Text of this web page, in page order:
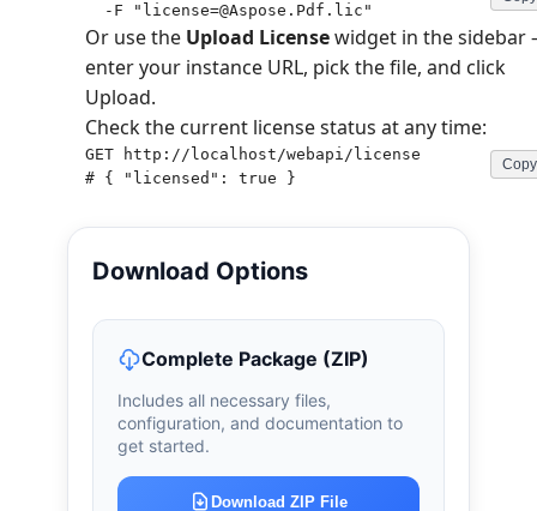
  -F "license=@Aspose.Pdf.lic"
Or use the Upload Licensewidget in the sidebar
enter your instance URL, pick the file, and click
Upload.
Check the current license status at any time:
GET http://localhost/webapi/license
# { "licensed": true }
Copy
Download Options
Complete Package (ZIP)
Includes all necessary files,
configuration, and documentation to
get started.
Download ZIP File